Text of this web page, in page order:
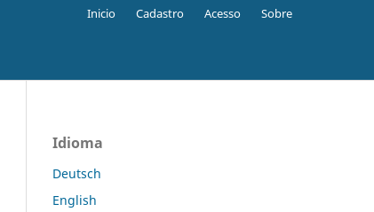
Inicio Cadastro Acesso Sobre
Idioma
Deutsch
English